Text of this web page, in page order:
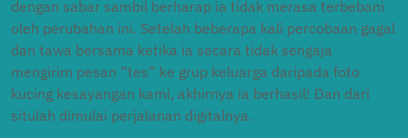
dengan sabar sambil berharap ia tidak merasa terbebani
oleh perubahan ini. Setelah beberapa kali percobaan gagal
dan tawa bersama ketika ia secara tidak sengaja
mengirim pesan “tes” ke grup keluarga daripada foto
kucing kesayangan kami, akhirnya ia berhasil! Dan dari
situlah dimulai perjalanan digitalnya.